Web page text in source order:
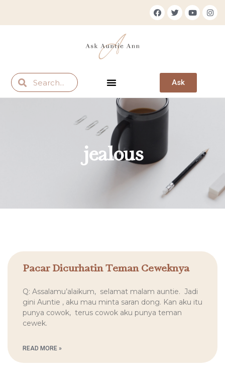
Ask
jealous
Pacar Dicurhatin Teman Ceweknya
Q: Assalamu’alaikum, selamat malam auntie. Jadi
gini Auntie , aku mau minta saran dong. Kan aku itu
punya cowok, terus cowok aku punya teman
cewek.
READ MORE »